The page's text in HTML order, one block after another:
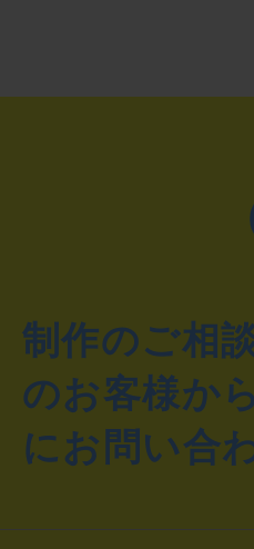
制作のご相
のお客様か
にお問い合